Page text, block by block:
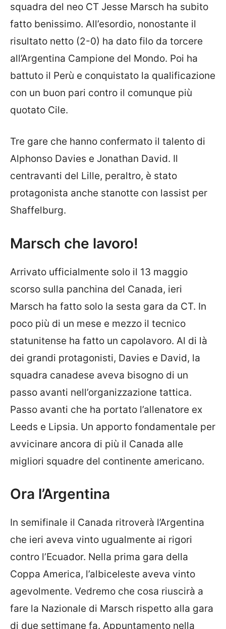
squadra del neo CT Jesse Marsch ha subito
fatto benissimo. All’esordio, nonostante il
risultato netto (2-0) ha dato filo da torcere
all’Argentina Campione del Mondo. Poi ha
battuto il Perù e conquistato la qualificazione
con un buon pari contro il comunque più
quotato Cile.
Tre gare che hanno confermato il talento di
Alphonso Davies e Jonathan David. Il
centravanti del Lille, peraltro, è stato
protagonista anche stanotte con lassist per
Shaffelburg.
Marsch che lavoro!
Arrivato ufficialmente solo il 13 maggio
scorso sulla panchina del Canada, ieri
Marsch ha fatto solo la sesta gara da CT. In
poco più di un mese e mezzo il tecnico
statunitense ha fatto un capolavoro. Al di là
dei grandi protagonisti, Davies e David, la
squadra canadese aveva bisogno di un
passo avanti nell’organizzazione tattica.
Passo avanti che ha portato l’allenatore ex
Leeds e Lipsia. Un apporto fondamentale per
avvicinare ancora di più il Canada alle
migliori squadre del continente americano.
Ora l’Argentina
In semifinale il Canada ritroverà l’Argentina
che ieri aveva vinto ugualmente ai rigori
contro l’Ecuador. Nella prima gara della
Coppa America, l’albiceleste aveva vinto
agevolmente. Vedremo che cosa riuscirà a
fare la Nazionale di Marsch rispetto alla gara
di due settimane fa. Appuntamento nella